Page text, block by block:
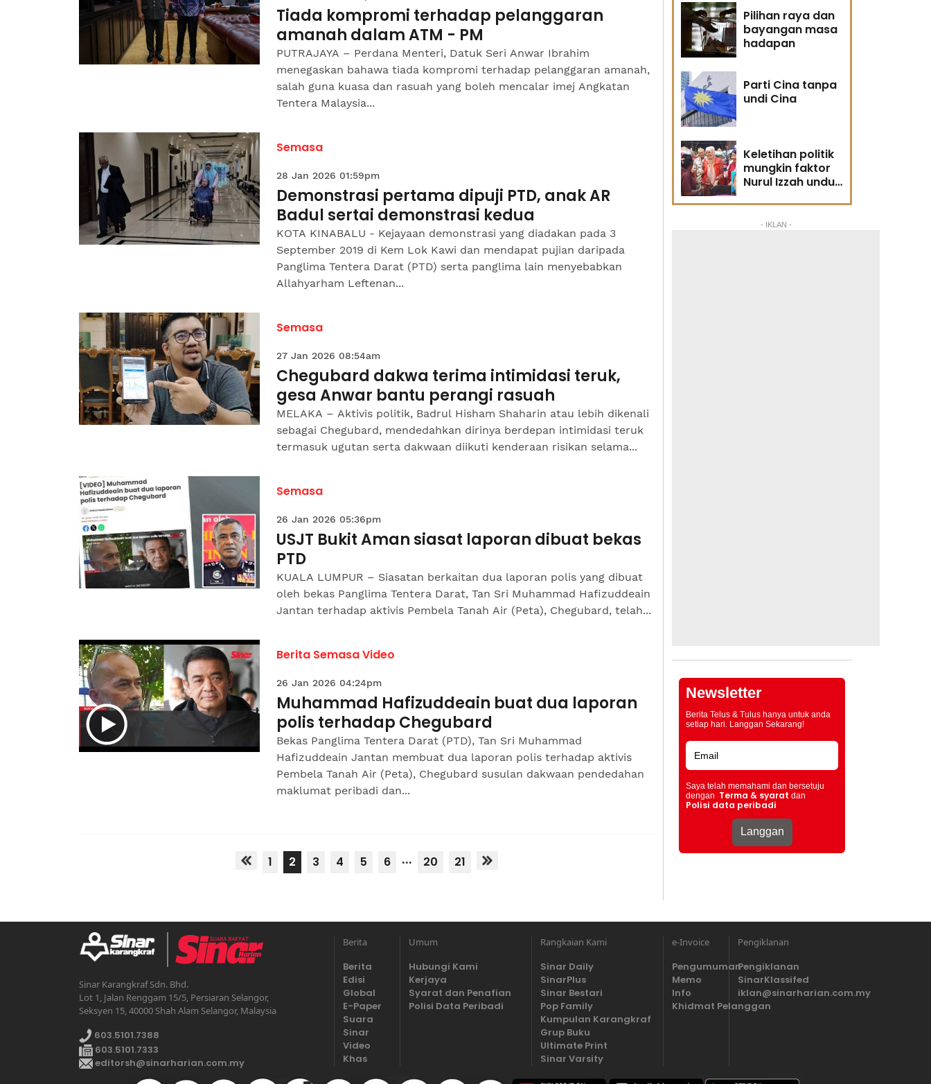
Tiada kompromi terhadap pelanggaran
amanah dalam ATM - PM
PUTRAJAYA – Perdana Menteri, Datuk Seri Anwar Ibrahim
menegaskan bahawa tiada kompromi terhadap pelanggaran amanah,
salah guna kuasa dan rasuah yang boleh mencalar imej Angkatan
Tentera Malaysia...
Semasa
28 Jan 2026 01:59pm
Demonstrasi pertama dipuji PTD, anak AR
Badul sertai demonstrasi kedua
KOTA KINABALU - Kejayaan demonstrasi yang diadakan pada 3
September 2019 di Kem Lok Kawi dan mendapat pujian daripada
Panglima Tentera Darat (PTD) serta panglima lain menyebabkan
Allahyarham Leftenan...
Semasa
27 Jan 2026 08:54am
Chegubard dakwa terima intimidasi teruk,
gesa Anwar bantu perangi rasuah
MELAKA – Aktivis politik, Badrul Hisham Shaharin atau lebih dikenali
sebagai Chegubard, mendedahkan dirinya berdepan intimidasi teruk
termasuk ugutan serta dakwaan diikuti kenderaan risikan selama...
Semasa
26 Jan 2026 05:36pm
USJT Bukit Aman siasat laporan dibuat bekas
PTD
KUALA LUMPUR – Siasatan berkaitan dua laporan polis yang dibuat
oleh bekas Panglima Tentera Darat, Tan Sri Muhammad Hafizuddeain
Jantan terhadap aktivis Pembela Tanah Air (Peta), Chegubard, telah...
Berita Semasa Video
26 Jan 2026 04:24pm
Muhammad Hafizuddeain buat dua laporan
polis terhadap Chegubard
Bekas Panglima Tentera Darat (PTD), Tan Sri Muhammad
Hafizuddeain Jantan membuat dua laporan polis terhadap aktivis
Pembela Tanah Air (Peta), Chegubard susulan dakwaan pendedahan
maklumat peribadi dan...
1 2 3 4 5 6 ... 20 21
Pilihan raya dan
bayangan masa
hadapan
Parti Cina tanpa
undi Cina
Keletihan politik
mungkin faktor
Nurul Izzah undur
Penganalisis
politik
- IKLAN -
Newsletter
Berita Telus & Tulus hanya untuk anda
setiap hari. Langgan Sekarang!
Saya telah memahami dan bersetuju
dengan Terma & syarat dan
Polisi data peribadi
Sinar Karangkraf Sdn. Bhd.
Lot 1, Jalan Renggam 15/5, Persiaran Selangor,
Seksyen 15, 40000 Shah Alam Selangor, Malaysia
603.5101.7388
603.5101.7333
editorsh@sinarharian.com.my
Berita
Berita
Edisi
Global
E-Paper
Suara
Sinar
Video
Khas
Umum
Hubungi Kami
Kerjaya
Syarat dan Penafian
Polisi Data Peribadi
Rangkaian Kami
Sinar Daily
SinarPlus
Sinar Bestari
Pop Family
Kumpulan Karangkraf
Grup Buku
Ultimate Print
Sinar Varsity
e-Invoice
Pengumuman
Memo
Info
Khidmat Pelanggan
Pengiklanan
Pengiklanan
SinarKlassifed
iklan@sinarharian.com.my